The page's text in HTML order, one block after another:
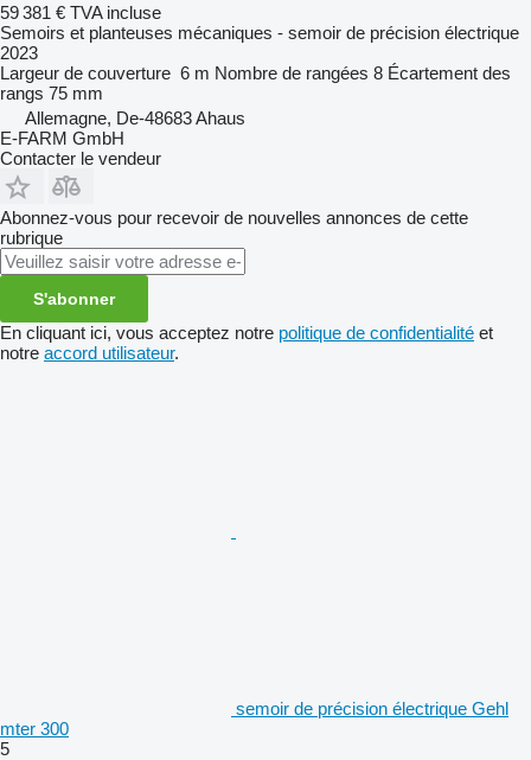
59 381 € TVA incluse
Semoirs et planteuses mécaniques - semoir de précision électrique
2023
Largeur de couverture 6 m Nombre de rangées 8 Écartement des
rangs 75 mm
Allemagne, De-48683 Ahaus
E-FARM GmbH
Contacter le vendeur
Abonnez-vous pour recevoir de nouvelles annonces de cette
rubrique
S'abonner
En cliquant ici, vous acceptez notre politique de confidentialité et
notre accord utilisateur.
semoir de précision électrique Gehl
mter 300
5